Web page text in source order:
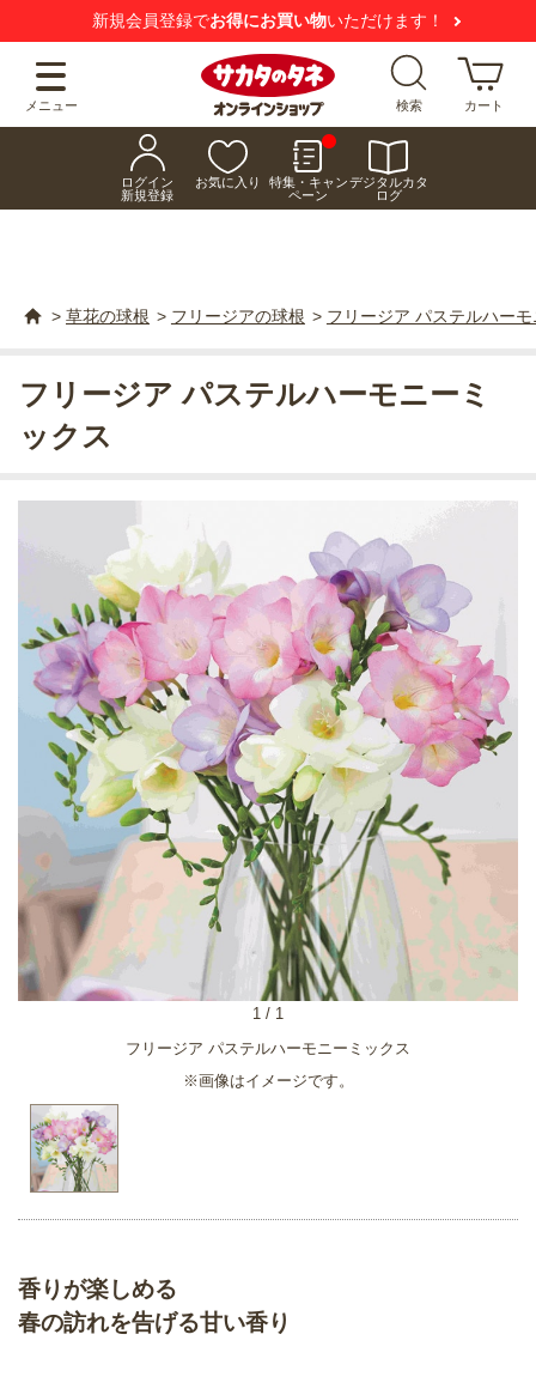
新規会員登録でお得にお買い物いただけます！
メニュー 検索 カート
ログイン
新規登録
お気に入り
特集・キャン
ペーン
デジタルカタ
ログ
> 草花の球根 > フリージアの球根 > フリージア パステルハー
フリージア パステルハーモニーミックス
※画像はイメージです。
1 / 1
フリージア パステルハーモニーミ
ックス
香りが楽しめる
春の訪れを告げる甘い香り